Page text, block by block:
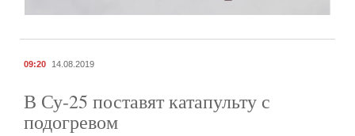
09:20 14.08.2019
В Су-25 поставят катапульту с
подогревом